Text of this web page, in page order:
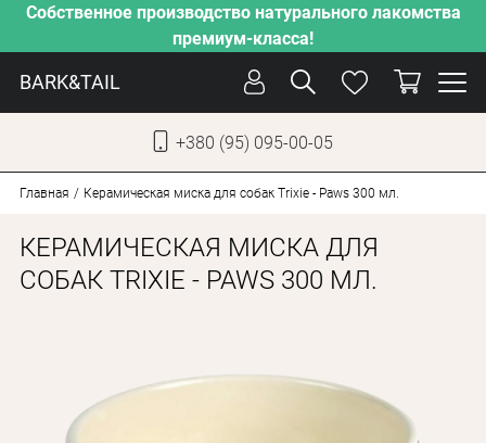
Собственное производство натурального лакомства
премиум-класса!
BARK&TAIL
+380 (95) 095-00-05
СОБАКИ
КОТЫ
Главная Керамическая миска для собак Trixie - Paws 300 мл.
КЕРАМИЧЕСКАЯ МИСКА ДЛЯ
СОБАК TRIXIE - PAWS 300 МЛ.